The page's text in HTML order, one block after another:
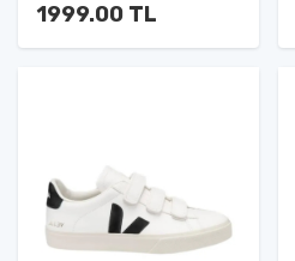
1999.00 TL